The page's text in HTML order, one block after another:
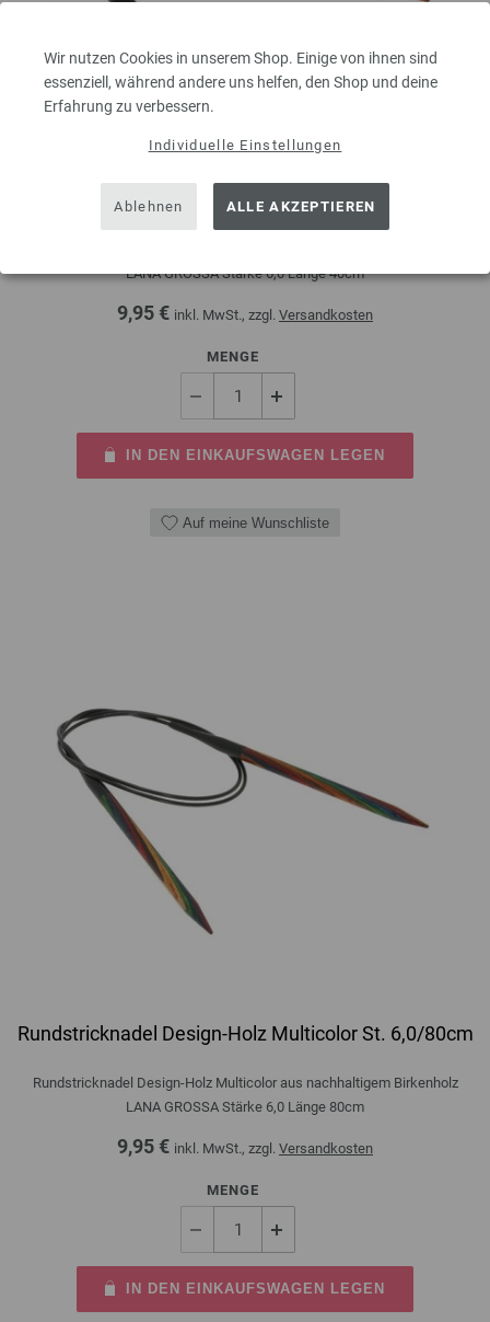
Wir nutzen Cookies in unserem Shop. Einige von ihnen sind
essenziell, während andere uns helfen, den Shop und deine
Erfahrung zu verbessern.
Individuelle Einstellungen
Ablehnen ALLE AKZEPTIEREN
Rundstricknadel Design-Holz Multicolor St. 6,0/40cm
LANA GROSSA Stärke 6,0 Länge 40cm
9,95 € inkl. MwSt., zzgl. Versandkosten
MENGE
IN DEN EINKAUFSWAGEN LEGEN
Auf meine Wunschliste
Rundstricknadel Design-Holz Multicolor St. 6,0/80cm
Rundstricknadel Design-Holz Multicolor aus nachhaltigem Birkenholz
LANA GROSSA Stärke 6,0 Länge 80cm
9,95 € inkl. MwSt., zzgl. Versandkosten
MENGE
IN DEN EINKAUFSWAGEN LEGEN